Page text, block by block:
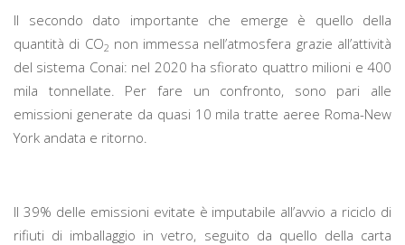
Il secondo dato importante che emerge è quello della
quantità di CO2 non immessa nell’atmosfera grazie all’attività
del sistema Conai: nel 2020 ha sfiorato quattro milioni e 400
mila tonnellate. Per fare un confronto, sono pari alle
emissioni generate da quasi 10 mila tratte aeree Roma-New
York andata e ritorno.
Il 39% delle emissioni evitate è imputabile all’avvio a riciclo di
rifiuti di imballaggio in vetro, seguito da quello della carta